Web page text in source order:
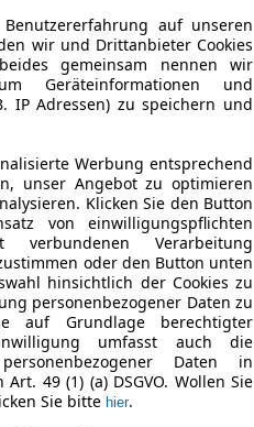
auf unseren
wir und Drittanbieter Cookies
gemeinsam nennen wir
Geräteinformationen und
IP Adressen) zu speichern und
Werbung entsprechend
unser Angebot zu optimieren
Klicken Sie den Button
von einwilligungspflichten
Verarbeitung
oder den Button unten
hinsichtlich der Cookies zu
personenbezogener Daten zu
auf Grundlage berechtigter
umfasst auch die
Daten in
49 (1) (a) DSGVO. Wollen Sie
Sie bitte hier.